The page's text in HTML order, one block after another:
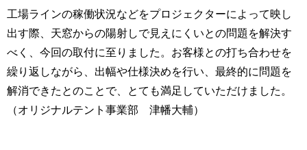
工場ラインの稼働状況などをプロジェクターによって映し
出す際、天窓からの陽射しで見えにくいとの問題を解決す
べく、今回の取付に至りました。お客様との打ち合わせを
繰り返しながら、出幅や仕様決めを行い、最終的に問題を
解消できたとのことで、とても満足していただけました。
（オリジナルテント事業部 津幡大輔）